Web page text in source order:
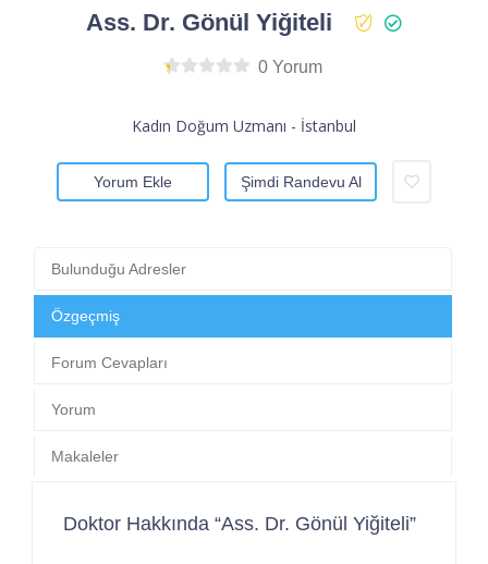
Ass. Dr. Gönül Yiğiteli
0 Yorum
Kadın Doğum Uzmanı - İstanbul
Yorum Ekle Şimdi Randevu Al
Bulunduğu Adresler
Özgeçmiş
Forum Cevapları
Yorum
Makaleler
Doktor Hakkında “Ass. Dr. Gönül Yiğiteli”